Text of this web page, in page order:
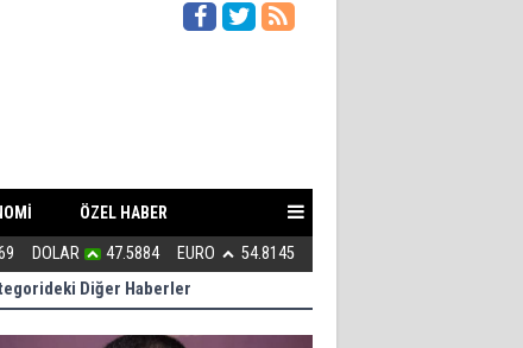
ÖZEL HABER
DOLAR 47.5884 EURO 54.8145
Diğer Haberler